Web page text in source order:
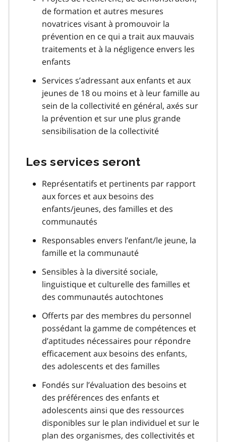
de formation et autres mesures
novatrices visant à promouvoir la
prévention en ce qui a trait aux mauvais
traitements et à la négligence envers les
enfants
Services s’adressant aux enfants et aux
jeunes de 18 ou moins et à leur famille au
sein de la collectivité en général, axés sur
la prévention et sur une plus grande
sensibilisation de la collectivité
Les services seront
Représentatifs et pertinents par rapport
aux forces et aux besoins des
enfants/jeunes, des familles et des
communautés
Responsables envers l’enfant/le jeune, la
famille et la communauté
Sensibles à la diversité sociale,
linguistique et culturelle des familles et
des communautés autochtones
Offerts par des membres du personnel
possédant la gamme de compétences et
d’aptitudes nécessaires pour répondre
efficacement aux besoins des enfants,
des adolescents et des familles
Fondés sur l’évaluation des besoins et
des préférences des enfants et
adolescents ainsi que des ressources
disponibles sur le plan individuel et sur le
plan des organismes, des collectivités et